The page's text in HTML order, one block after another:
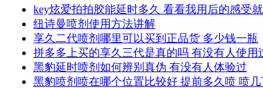
key炫爱拍拍胶能延时多久 看看我用后的感受
纽诗曼喷剂使用方法讲解
享久二代喷剂哪里可以买到正品货 多少钱一瓶
拼多多上买的享久三代是真的吗 有没有人使用
黑豹延时喷剂如何辨别真伪 有没有人体验过
黑豹喷剂喷在哪个位置比较好 提前多久喷 喷几